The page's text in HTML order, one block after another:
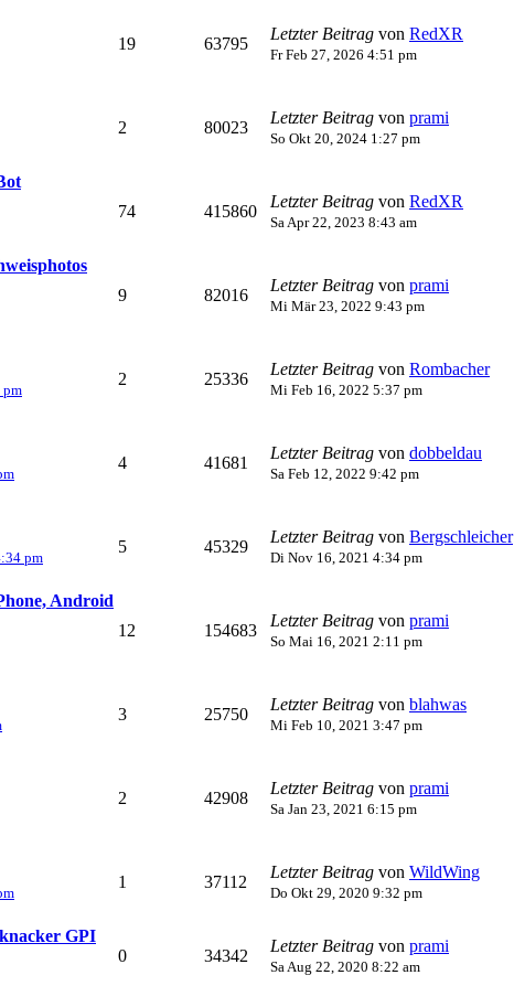
19 63795
Letzter Beitrag von RedXR
Fr Feb 27, 2026 4:51 pm
2 80023
Letzter Beitrag von prami
So Okt 20, 2024 1:27 pm
74 415860
Letzter Beitrag von RedXR
Sa Apr 22, 2023 8:43 am
9 82016
Letzter Beitrag von prami
Mi Mär 23, 2022 9:43 pm
pm
2 25336
Letzter Beitrag von Rombacher
Mi Feb 16, 2022 5:37 pm
4 41681
Letzter Beitrag von dobbeldau
Sa Feb 12, 2022 9:42 pm
pm
5 45329
Letzter Beitrag von Bergschleicher
Di Nov 16, 2021 4:34 pm
Android
12 154683
Letzter Beitrag von prami
So Mai 16, 2021 2:11 pm
3 25750
Letzter Beitrag von blahwas
Mi Feb 10, 2021 3:47 pm
2 42908
Letzter Beitrag von prami
Sa Jan 23, 2021 6:15 pm
1 37112
Letzter Beitrag von WildWing
Do Okt 29, 2020 9:32 pm
GPI
0 34342
Letzter Beitrag von prami
Sa Aug 22, 2020 8:22 am